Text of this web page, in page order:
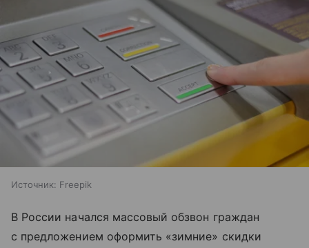
Источник: Freepik
В России начался массовый обзвон граждан
с предложением оформить «зимние» скидки